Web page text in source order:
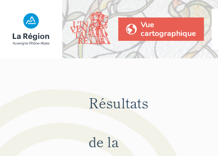
Vue
cartographique
Résultats
de la